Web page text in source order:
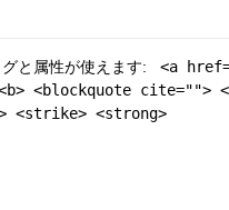
グと属性が使えます:
<a
<blockquote cite="">
<strike> <strong>